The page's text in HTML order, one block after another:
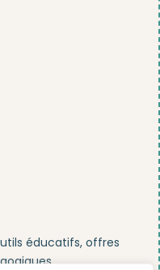
éducatifs, offres